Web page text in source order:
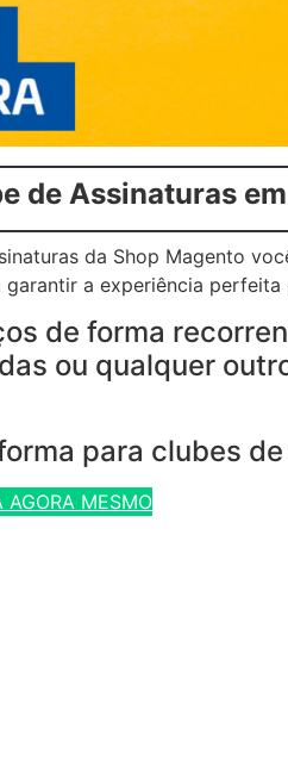
de Assinaturas
da Shop Magento
a experiência perfeita
de forma
ou qualquer
para clubes
AGORA MESMO